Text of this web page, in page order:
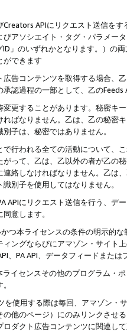
APIにリクエスト送信を
びアソシエイト・タグ・パラメー
」のいずれかとなります。）の
ができます
告コンテンツを取得する場合、
認過程の一部として、乙の
更することがあります。秘密キ
ばなりません。乙は、乙の秘密
子は、秘密ではありません。
行われる全ての活動について、
って、乙は、乙以外の者が乙の
連絡しなければなりません。乙は
別子を使用してはなりません。
APIにリクエスト送信を行う、デ
意します。
つ本ライセンスの条件の明示的
ングならびにアマゾン・サイト
、PA API、データフィードまた
イセンスその他のプログラム・
を使用する際は毎回、アマゾン
他のページ）にのみリンクさせ
ダクト広告コンテンツに関連し